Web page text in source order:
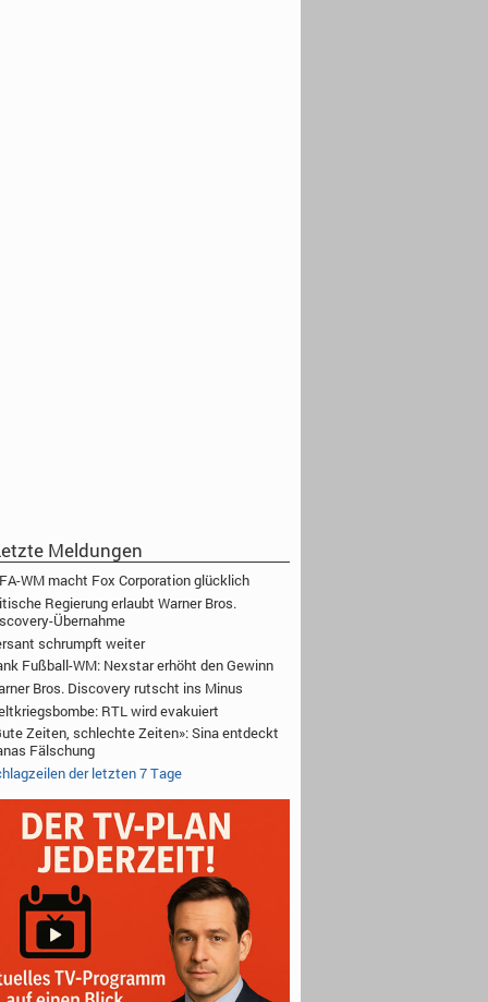
Meldungen
WM macht Fox Corporation glücklich
Regierung erlaubt Warner Bros.
Übernahme
schrumpft weiter
Fußball-WM: Nexstar erhöht den Gewinn
Bros. Discovery rutscht ins Minus
RTL wird evakuiert
Zeiten, schlechte Zeiten»: Sina entdeckt
Fälschung
der letzten 7 Tage